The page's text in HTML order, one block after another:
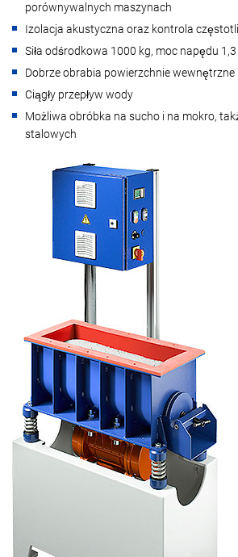
porównywalnych maszynach
Izolacja akustyczna oraz kontrola
Siła odśrodkowa 1000 kg, moc napędu 1,3
Dobrze obrabia powierzchnie wewnętrzne
Ciągły przepływ wody
Możliwa obróbka na sucho i na mokro,
stalowych